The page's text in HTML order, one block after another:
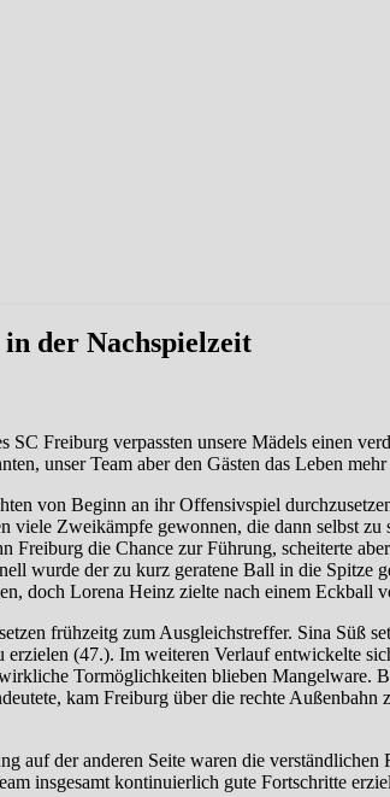
der Nachspielzeit
SC Freiburg verpassten unsere Mädels einen
unser Team aber den Gästen das Leben
von Beginn an ihr Offensivspiel
viele Zweikämpfe gewonnen, die dann selbst
Freiburg die Chance zur Führung, scheiterte
wurde der zu kurz geratene Ball in die
doch Lorena Heinz zielte nach einem Eckball
frühzeitg zum Ausgleichstreffer. Sina
(47.). Im weiteren Verlauf entwickelte
Tormöglichkeiten blieben Mangelware.
kam Freiburg über die rechte
auf der anderen Seite waren die
insgesamt kontinuierlich gute Fortschritte